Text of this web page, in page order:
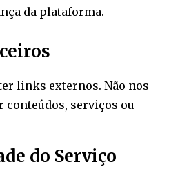
da plataforma.
links externos. Não nos
serviços ou
do Serviço